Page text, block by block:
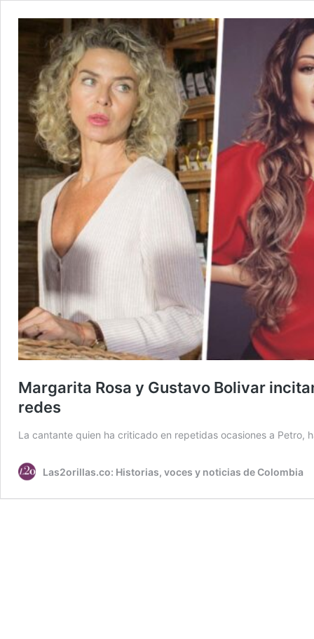
Margarita Rosa y Gustavo Bolivar
redes
La cantante quien ha criticado en repetidas ocasiones a Petro,
Las2orillas.co: Historias, voces y noticias de Colombia